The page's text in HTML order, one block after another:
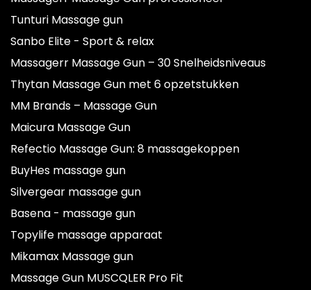
Tunturi Massage gun
Sanbo Elite - Sport & relax
Massagerr Massage Gun – 30 Snelheidsniveaus
Thytan Massage Gun met 6 opzetstukken
MM Brands – Massage Gun
Maicura Massage Gun
Refectio Massage Gun: 8 massagekoppen
BuyHes massage gun
Silvergear massage gun
Basena - massage gun
Topylife massage apparaat
Mikamax Massage gun
Massage Gun MUSCQLER Pro Fit